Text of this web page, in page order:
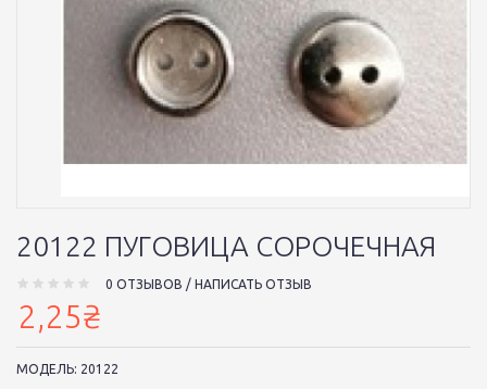
20122 ПУГОВИЦА СОРОЧЕЧНАЯ
0 ОТЗЫВОВ / НАПИСАТЬ ОТЗЫВ
2,25₴
МОДЕЛЬ: 20122